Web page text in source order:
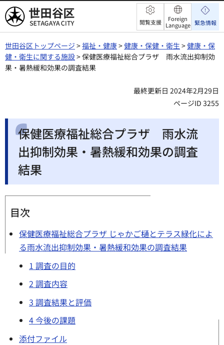
世田谷区 閲覧支援
Foreign
Language 緊急情報
世田谷区トップページ >福祉・健康>健康・保健・衛生 >健康・保
健・衛生に関する施設> 保健医療福祉総合プラザ 雨水流出抑制効
果・暑熱緩和効果の調査結果
最終更新日 2024年2月29日
ページID 3255
保健医療福祉総合プラザ 雨水流
出抑制効果・暑熱緩和効果の調査
結果
目次
保健医療福祉総合プラザ じゃかご樋とテラス緑化によ
る雨水流出抑制効果・暑熱緩和効果の調査結果
1 調査の目的
2 調査内容
3 調査結果と評価
4 今後の課題
添付ファイル